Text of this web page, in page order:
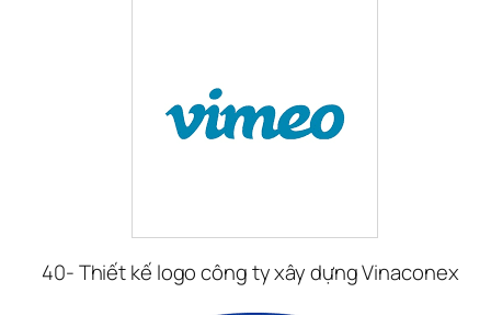
40- Thiết kế logo công ty xây dựng Vinaconex